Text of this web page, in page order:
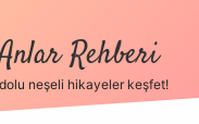
Rehberi
neşeli hikayeler keşfet!